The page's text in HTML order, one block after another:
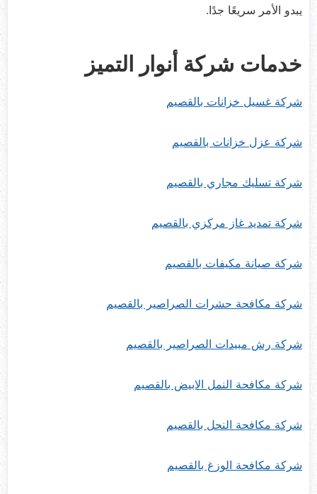
يبدو الأمر سريعًا جدًا.
خدمات شركة أنوار التميز
شركة غسيل خزانات بالقصيم
شركة عزل خزانات بالقصيم
شركة تسليك مجاري بالقصيم
شركة تمديد غاز مركزي بالقصيم
شركة صيانة مكيفات بالقصيم
شركة مكافحة حشرات الصراصير بالقصيم
شركة رش مبيدات الصراصير بالقصيم
شركة مكافحة النمل الابيض بالقصيم
شركة مكافحة النحل بالقصيم
شركة مكافحة الوزغ بالقصيم